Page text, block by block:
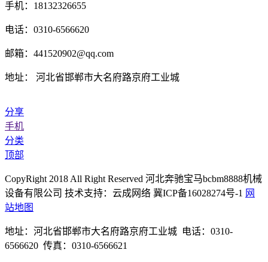
手机：18132326655
电话：0310-6566620
邮箱：441520902@qq.com
地址： 河北省邯郸市大名府路京府工业城
分享
手机
分类
顶部
CopyRight 2018 All Right Reserved 河北奔驰宝马bcbm8888机械
设备有限公司 技术支持：云成网络 冀ICP备16028274号-1 网
站地图
地址：河北省邯郸市大名府路京府工业城 电话：0310-
6566620 传真：0310-6566621